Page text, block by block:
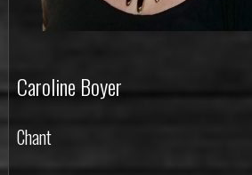
Caroline Boyer
Chant